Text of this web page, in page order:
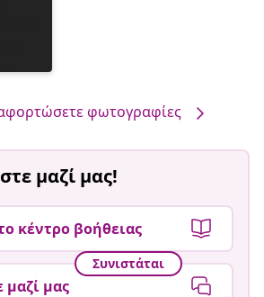
φωτογραφίες
μαζί μας!
κέντρο βοήθειας
Συνιστάται
μαζί μας